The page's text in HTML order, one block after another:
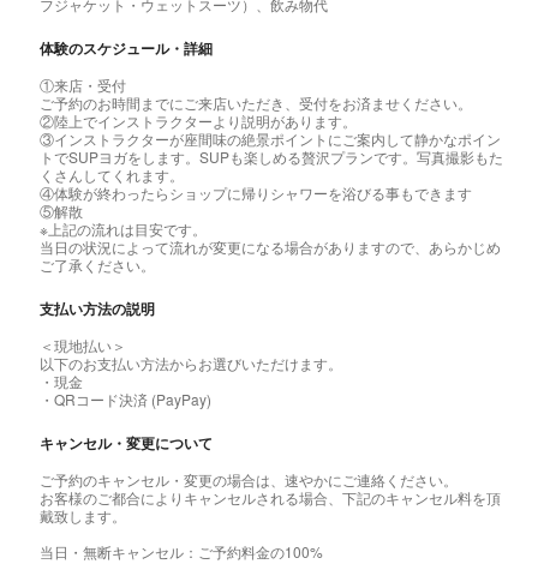
フジャケット・ウェットスーツ）、飲み物代
体験のスケジュール・詳細
①来店・受付
ご予約のお時間までにご来店いただき、受付をお済ませください。
②陸上でインストラクターより説明があります。
③インストラクターが座間味の絶景ポイントにご案内して静かなポイン
トでSUPヨガをします。SUPも楽しめる贅沢プランです。写真撮影もた
くさんしてくれます。
④体験が終わったらショップに帰りシャワーを浴びる事もできます
⑤解散
※上記の流れは目安です。
当日の状況によって流れが変更になる場合がありますので、あらかじめ
ご了承ください。
支払い方法の説明
＜現地払い＞
以下のお支払い方法からお選びいただけます。
・現金
・QRコード決済 (PayPay)
キャンセル・変更について
ご予約のキャンセル・変更の場合は、速やかにご連絡ください。
お客様のご都合によりキャンセルされる場合、下記のキャンセル料を頂
戴致します。
当日・無断キャンセル：ご予約料金の100%